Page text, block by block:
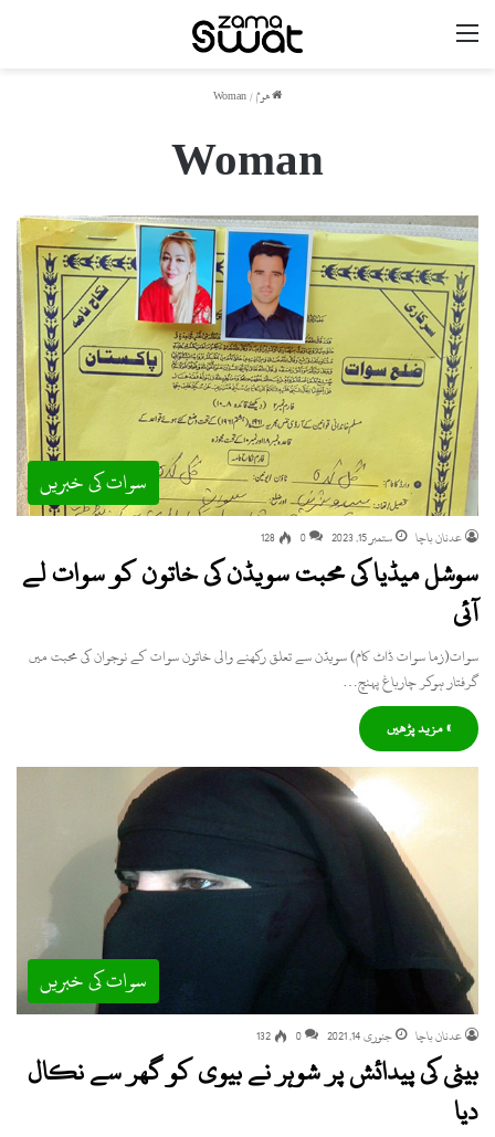
ھوم/
Woman
Woman
سوات کی خبریں
عدنان باچا ستمبر 15, 2023 0
128
سوشل میڈیا کی محبت سویڈن کی خاتون کو سوات لے
آئی
سوات(زما سوات ڈاٹ کام) سویڈن سے تعلق رکھنے والی خاتون سوات کے نوجوان کی محبت میں
گرفتار ہوکر چارباغ پہنچ…
» مزید پڑھیں
سوات کی خبریں
عدنان باچا جنوری 14, 2021 0
132
بیٹی کی پیدائش پر شوہر نے بیوی کو گھر سے نکال
دیا